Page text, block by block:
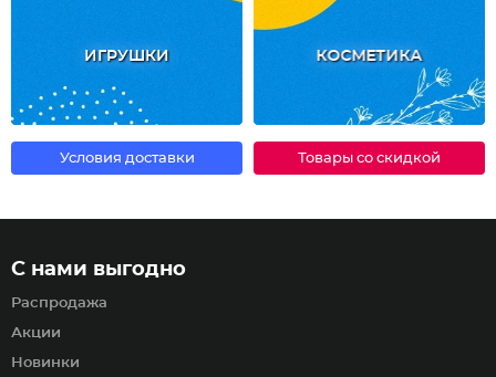
ИГРУШКИ КОСМЕТИКА
Условия доставки Товары со скидкой
С нами выгодно
Распродажа
Акции
Новинки